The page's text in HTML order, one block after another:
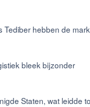
Tediber hebben de
bleek bijzonder
Staten, wat leidde